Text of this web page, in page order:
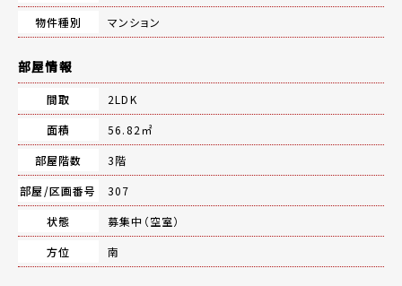
物件種別
マンション
部屋情報
間取
2LDK
面積
56.82㎡
部屋階数
3階
部屋/区画番号
307
状態
募集中（空室）
方位
南